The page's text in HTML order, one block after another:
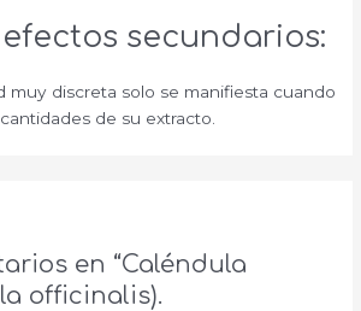
efectos secundarios:
muy discreta solo se manifiesta cuando
de su extracto.
en “Caléndula
officinalis).